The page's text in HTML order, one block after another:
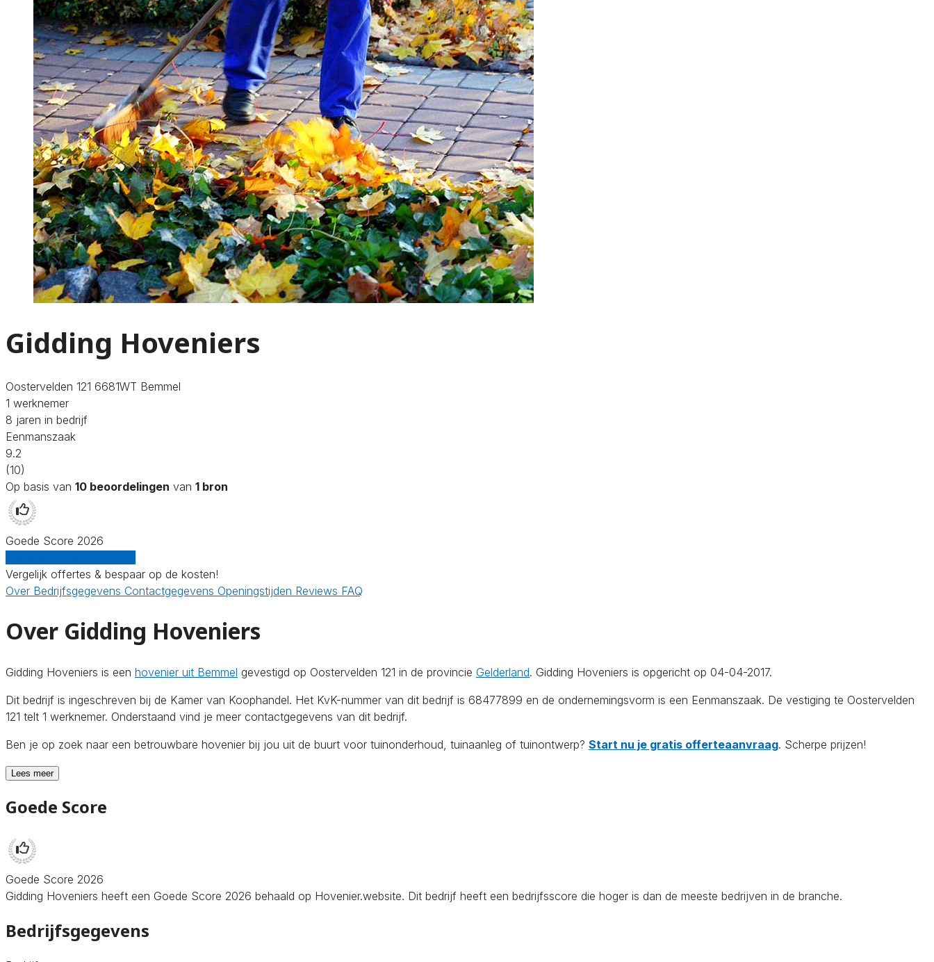
Gidding Hoveniers
Oostervelden 121 6681WT Bemmel
1 werknemer
8 jaren in bedrijf
Eenmanszaak
9.2
(10)
Op basis van 10 beoordelingen van 1 bron
Goede Score 2026
Vergelijk offertes & bespaar op de kosten!
Over Bedrijfsgegevens Contactgegevens Openingstijden Reviews FAQ
Over Gidding Hoveniers
Gidding Hoveniers is een hovenier uit Bemmel gevestigd op Oostervelden 121 in de provincie Gelderland. Gidding Hoveniers is opgericht op 04-04-2017.
Dit bedrijf is ingeschreven bij de Kamer van Koophandel. Het KvK-nummer van dit bedrijf is 68477899 en de ondernemingsvorm is een Eenmanszaak. De vestiging te Oostervelden
121 telt 1 werknemer. Onderstaand vind je meer contactgegevens van dit bedrijf.
Ben je op zoek naar een betrouwbare hovenier bij jou uit de buurt voor tuinonderhoud, tuinaanleg of tuinontwerp? Start nu je gratis offerteaanvraag. Scherpe prijzen!
Lees meer
Goede Score
Goede Score 2026
Gidding Hoveniers heeft een Goede Score 2026 behaald op Hovenier.website. Dit bedrijf heeft een bedrijfsscore die hoger is dan de meeste bedrijven in de branche.
Bedrijfsgegevens